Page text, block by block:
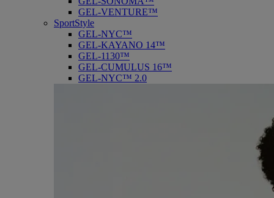
GEL-VENTURE™
SportStyle
GEL-NYC™
GEL-KAYANO 14™
GEL-1130™
GEL-CUMULUS 16™
GEL-NYC™ 2.0